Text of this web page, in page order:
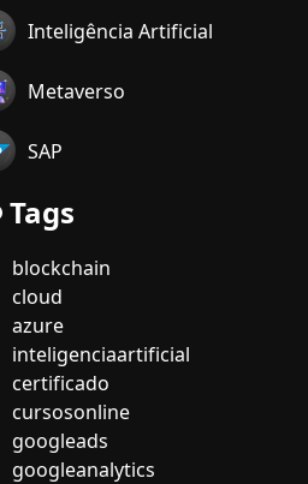
Inteligência Artificial
Metaverso
SAP
Tags
blockchain
cloud
azure
inteligenciaartificial
certificado
cursosonline
googleads
googleanalytics